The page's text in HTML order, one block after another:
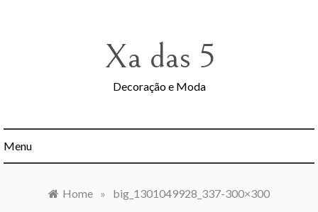
Xa das 5
Decoração e Moda
Menu
Home » big_1301049928_337-300×300